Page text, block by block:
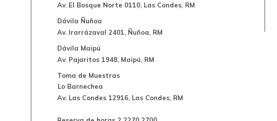
Av. El Bosque Norte 0110, Las Condes, RM
Dávila Ñuñoa
Av. Irarrázaval 2401, Ñuñoa, RM
Dávila Maipú
Av. Pajaritos 1948, Maipú, RM
Toma de Muestras
Lo Barnechea
Av. Las Condes 12916, Las Condes, RM